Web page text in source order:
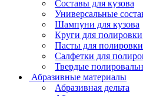
Составы для кузова
Универсальные
Шампуни для кузова
Круги для полировки
Пасты для полировки
Салфетки для
Твердые
Абразивные материалы
Абразивная дельта